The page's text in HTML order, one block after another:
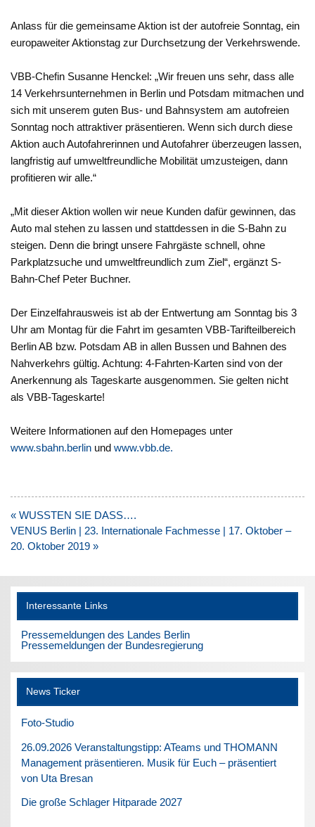
Anlass für die gemeinsame Aktion ist der autofreie Sonntag, ein
europaweiter Aktionstag zur Durchsetzung der Verkehrswende.
VBB-Chefin Susanne Henckel: „Wir freuen uns sehr, dass alle
14 Verkehrsunternehmen in Berlin und Potsdam mitmachen und
sich mit unserem guten Bus- und Bahnsystem am autofreien
Sonntag noch attraktiver präsentieren. Wenn sich durch diese
Aktion auch Autofahrerinnen und Autofahrer überzeugen lassen,
langfristig auf umweltfreundliche Mobilität umzusteigen, dann
profitieren wir alle.“
„Mit dieser Aktion wollen wir neue Kunden dafür gewinnen, das
Auto mal stehen zu lassen und stattdessen in die S-Bahn zu
steigen. Denn die bringt unsere Fahrgäste schnell, ohne
Parkplatzsuche und umweltfreundlich zum Ziel“, ergänzt S-
Bahn-Chef Peter Buchner.
Der Einzelfahrausweis ist ab der Entwertung am Sonntag bis 3
Uhr am Montag für die Fahrt im gesamten VBB-Tarifteilbereich
Berlin AB bzw. Potsdam AB in allen Bussen und Bahnen des
Nahverkehrs gültig. Achtung: 4-Fahrten-Karten sind von der
Anerkennung als Tageskarte ausgenommen. Sie gelten nicht
als VBB-Tageskarte!
Weitere Informationen auf den Homepages unter
www.sbahn.berlin und www.vbb.de.
Beitragsnavigation
« WUSSTEN SIE DASS….
VENUS Berlin | 23. Internationale Fachmesse | 17. Oktober –
20. Oktober 2019 »
Interessante Links
Pressemeldungen des Landes Berlin
Pressemeldungen der Bundesregierung
News Ticker
Foto-Studio
26.09.2026 Veranstaltungstipp: ATeams und THOMANN
Management präsentieren. Musik für Euch – präsentiert
von Uta Bresan
Die große Schlager Hitparade 2027